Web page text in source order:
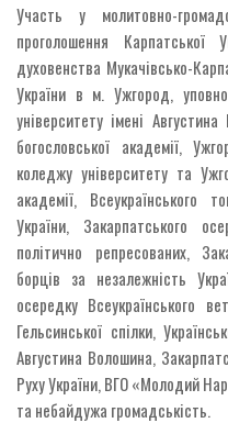
Участь у молитовно-
проголошення
духовенства Мукачівсько-
України в м. Ужгород,
університету імені
богословської академії,
коледжу університету та
академії, Всеукраїнського
України, Закарпатського
політично репресованих,
борців за незалежність
осередку Всеукраїнського
Гельсинcької спілки,
Августина Волошина,
Руху України, ВГО «Молодий
та небайдужа громадськість.